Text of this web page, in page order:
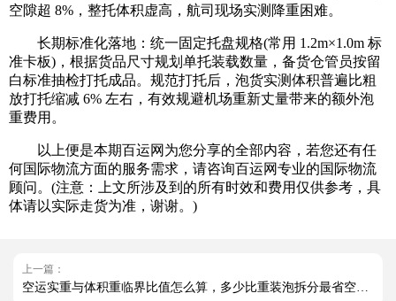
空隙超 8%，整托体积虚高，航司现场实测降重困难。
长期标准化落地：统一固定托盘规格(常用 1.2m×1.0m 标
准卡板)，根据货品尺寸规划单托装载数量，备货仓管员按留
白标准抽检打托成品。规范打托后，泡货实测体积普遍比粗
放打托缩减 6% 左右，有效规避机场重新丈量带来的额外泡
重费用。
以上便是本期百运网为您分享的全部内容，若您还有任
何国际物流方面的服务需求，请咨询百运网专业的国际物流
顾问。(注意：上文所涉及到的所有时效和费用仅供参考，具
体请以实际走货为准，谢谢。)
上一篇：